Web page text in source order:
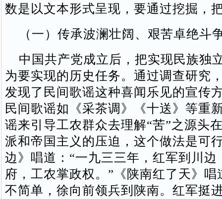
数是以文本形式呈现，要通过挖掘，
（一）传承波澜壮阔、艰苦卓绝斗
中国共产党成立后，把实现民族独
为要实现的历史任务。通过调查研究
发现了民间歌谣这种喜闻乐见的宣传
民间歌谣如《采茶调》《十送》等重
谣来引导工农群众去理解“苦”之源头
派和帝国主义的压迫，这个做法是可
边》唱道：“一九三三年，红军到川边
府，工农掌政权。”《陕南红了天》唱
不简单，徐向前领兵到陕南。红军挺